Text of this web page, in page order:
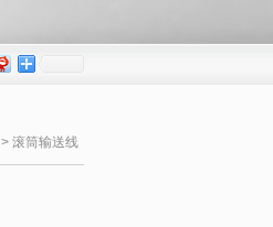
> 滚筒输送线